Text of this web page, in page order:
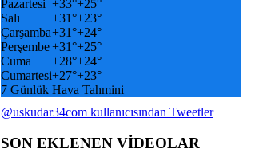
Pazartesi +33°+25°
Salı
+31°+23°
Çarşamba+31°+24°
Perşembe+31°+25°
Cuma
+28°+24°
Cumartesi+27°+23°
7 Günlük Hava Tahmini
@uskudar34com kullanıcısından Tweetler
SON EKLENEN VİDEOLAR